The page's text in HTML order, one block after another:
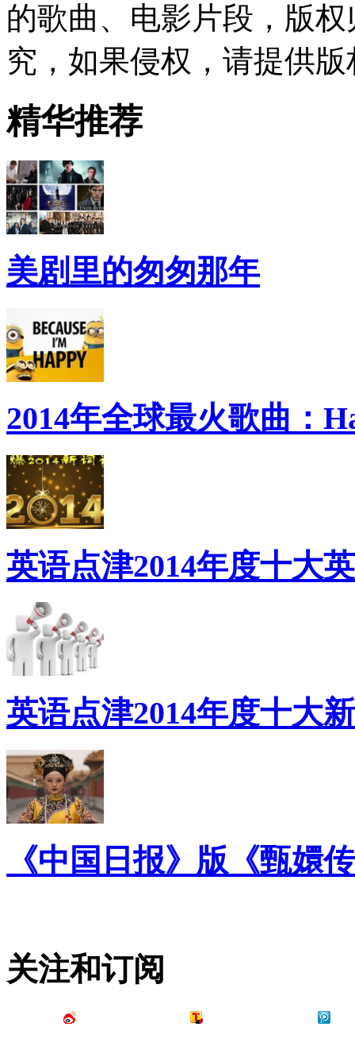
的歌曲、电影片段，版
究，如果侵权，请提供
精华推荐
美剧里的匆匆那年
2014年全球最火歌曲：
英语点津2014年度十大
英语点津2014年度十大
《中国日报》版《甄嬛
关注和订阅